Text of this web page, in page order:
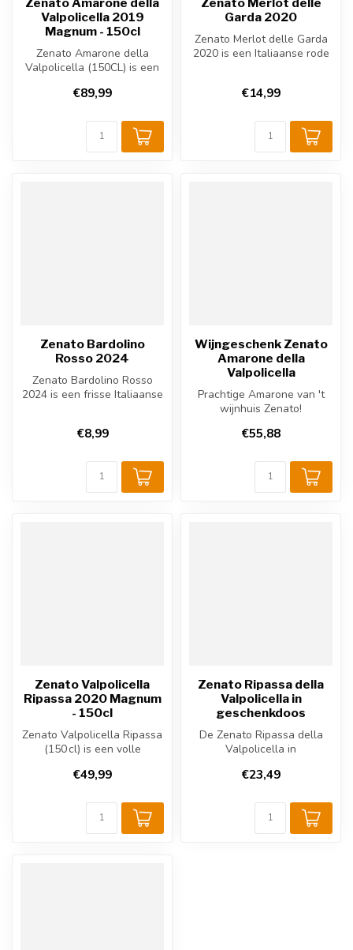
Zenato Amarone della
Valpolicella 2019
Magnum - 150cl
Zenato Amarone della
Valpolicella (150CL) is een
wijn ...
€89,99
Zenato Merlot delle
Garda 2020
Zenato Merlot delle Garda
2020 is een Italiaanse rode
€14,99
Zenato Bardolino
Rosso 2024
Zenato Bardolino Rosso
2024 is een frisse Italiaanse
€8,99
Wijngeschenk Zenato
Amarone della
Valpolicella
Prachtige Amarone van 't
wijnhuis Zenato!
€55,88
Zenato Valpolicella
Ripassa 2020 Magnum
- 150cl
Zenato Valpolicella Ripassa
(150 cl) is een volle
Venet...
€49,99
Zenato Ripassa della
Valpolicella in
geschenkdoos
De Zenato Ripassa della
Valpolicella in
fluweelzachte Italia...
€23,49